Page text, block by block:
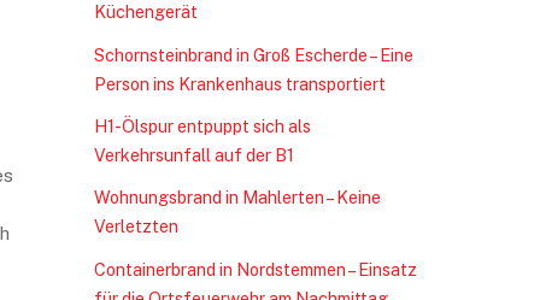
Küchengerät
Schornsteinbrand in Groß Escherde – Eine
Person ins Krankenhaus transportiert
H1-Ölspur entpuppt sich als
Verkehrsunfall auf der B1
Wohnungsbrand in Mahlerten – Keine
Verletzten
Containerbrand in Nordstemmen – Einsatz